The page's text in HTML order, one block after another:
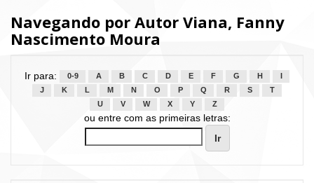
Navegando por Autor Viana, Fanny
Nascimento Moura
Ir para: 0-9 A B C D E F G H
J
K L M N O P Q R S
T
U
V W X Y Z
ou entre com as primeiras letras: